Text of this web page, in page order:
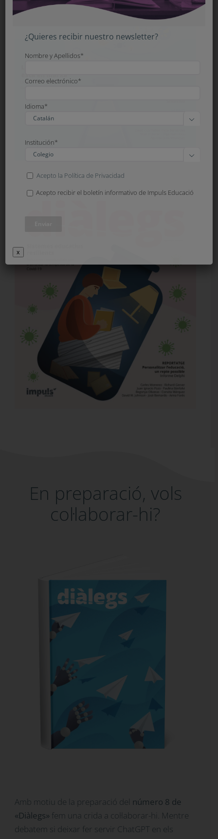
En preparació, vols
col·laborar-hi?
Amb motiu de la preparació del número 8 de
«Diàlegs» fem una crida a col·laborar-hi. Mentre
debatem si deixar fer servir ChatGPT en els
¿Quieres recibir nuestro newsletter?
Nombre y Apellidos*
Correo electrónico*
Idioma*

Institución*

Acepto la Política de Privacidad
Acepto recibir el boletín informativo de Impuls Educació
x